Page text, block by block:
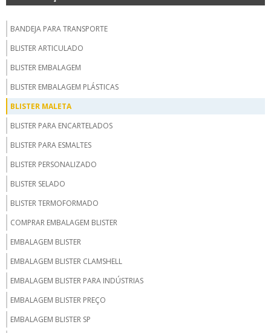
BANDEJA PARA TRANSPORTE
BLISTER ARTICULADO
BLISTER EMBALAGEM
BLISTER EMBALAGEM PLÁSTICAS
BLISTER MALETA
BLISTER PARA ENCARTELADOS
BLISTER PARA ESMALTES
BLISTER PERSONALIZADO
BLISTER SELADO
BLISTER TERMOFORMADO
COMPRAR EMBALAGEM BLISTER
EMBALAGEM BLISTER
EMBALAGEM BLISTER CLAMSHELL
EMBALAGEM BLISTER PARA INDÚSTRIAS
EMBALAGEM BLISTER PREÇO
EMBALAGEM BLISTER SP